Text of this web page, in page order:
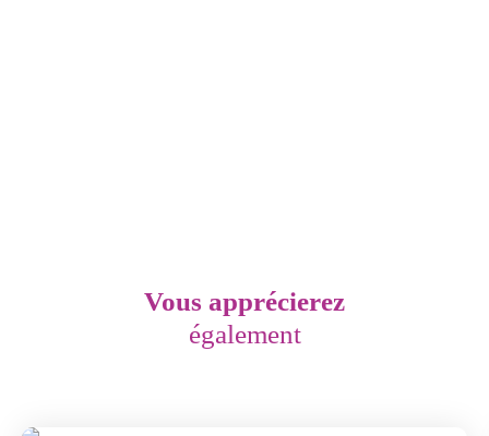
Vous apprécierez
également